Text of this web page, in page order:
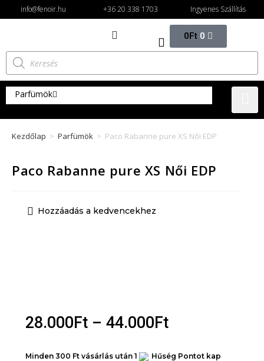
info@fenoir.hu +36 20 338 1703 Ingyenes Szállítás
0Ft 0
Parfümök
Női parfümök
Eau de parfüm női
Eau de toilette férfi
Női óra
Kezdőlap > Parfümök > Paco Rabanne pure XS Női EDP
Paco Rabanne pure XS Női EDP
Hozzáadás a kedvencekhez
28.000Ft – 44.000Ft
Minden 300 Ft vásárlás után 1 Hűség Pontot kap